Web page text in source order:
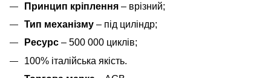
Принцип кріплення – врізний;
Тип механізму – під циліндр;
Ресурс – 500 000 циклів;
100% італійська якість.